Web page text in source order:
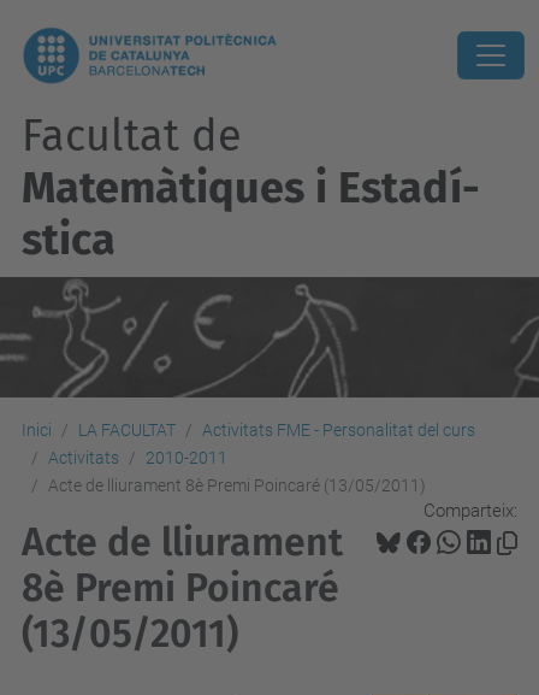
Facultat de
Matemàtiques i Estadí­
stica
Inici LA FACULTAT
Activitats FME - Personalitat del curs
Activitats
2010-2011
Acte de lliurament 8è Premi Poincaré (13/05/2011)
Comparteix:
Acte de lliurament
8è Premi Poincaré
(13/05/2011)